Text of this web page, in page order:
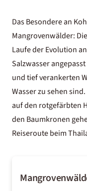
Das Besondere an
Mangrovenwälder:
Laufe der Evolution
Salzwasser
und tief verankerten
Wasser zu sehen
auf den rotgefärbten
den Baumkronen
Reiseroute beim